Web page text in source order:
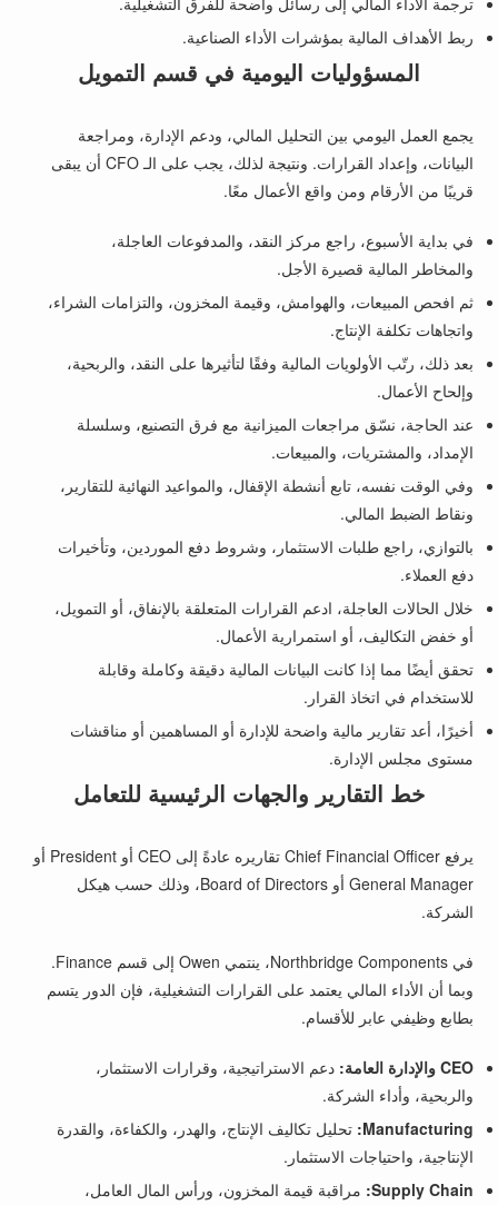
ربط الأهداف المالية بمؤشرات الأداء الصناعية.
المسؤوليات اليومية في قسم التمويل
يجمع العمل اليومي بين التحليل المالي، ودعم الإدارة، ومراجعة
البيانات، وإعداد القرارات. ونتيجة لذلك، يجب على الـ CFO أن يبقى
قريبًا من الأرقام ومن واقع الأعمال معًا.
في بداية الأسبوع، راجع مركز النقد، والمدفوعات العاجلة،
والمخاطر المالية قصيرة الأجل.
ثم افحص المبيعات، والهوامش، وقيمة المخزون، والتزامات الشراء،
واتجاهات تكلفة الإنتاج.
بعد ذلك، رتّب الأولويات المالية وفقًا لتأثيرها على النقد، والربحية،
وإلحاح الأعمال.
عند الحاجة، نسّق مراجعات الميزانية مع فرق التصنيع، وسلسلة
الإمداد، والمشتريات، والمبيعات.
وفي الوقت نفسه، تابع أنشطة الإقفال، والمواعيد النهائية للتقارير،
ونقاط الضبط المالي.
بالتوازي، راجع طلبات الاستثمار، وشروط دفع الموردين، وتأخيرات
دفع العملاء.
خلال الحالات العاجلة، ادعم القرارات المتعلقة بالإنفاق، أو التمويل،
أو خفض التكاليف، أو استمرارية الأعمال.
تحقق أيضًا مما إذا كانت البيانات المالية دقيقة وكاملة وقابلة
للاستخدام في اتخاذ القرار.
أخيرًا، أعد تقارير مالية واضحة للإدارة أو المساهمين أو مناقشات
مستوى مجلس الإدارة.
خط التقارير والجهات الرئيسية للتعامل
يرفع Chief Financial Officer تقاريره عادةً إلى CEO أو President أو
General Manager أو Board of Directors، وذلك حسب هيكل
الشركة.
في Northbridge Components، ينتمي Owen إلى قسم Finance.
وبما أن الأداء المالي يعتمد على القرارات التشغيلية، فإن الدور يتسم
بطابع وظيفي عابر للأقسام.
CEO والإدارة العامة:
دعم الاستراتيجية، وقرارات الاستثمار،
والربحية، وأداء الشركة.
Manufacturing: تحليل تكاليف الإنتاج، والهدر، والكفاءة، والقدرة
الإنتاجية، واحتياجات الاستثمار.
Supply Chain: مراقبة قيمة المخزون، ورأس المال العامل،